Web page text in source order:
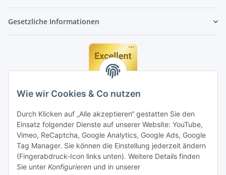
Wie wir Cookies & Co nutzen
Durch Klicken auf „Alle akzeptieren“ gestatten Sie den
Einsatz folgender Dienste auf unserer Website: YouTube,
Vimeo, ReCaptcha, Google Analytics, Google Ads, Google
Tag Manager. Sie können die Einstellung jederzeit ändern
(Fingerabdruck-Icon links unten). Weitere Details finden
Sie unter Konfigurieren und in unserer
Gesetzliche Informationen